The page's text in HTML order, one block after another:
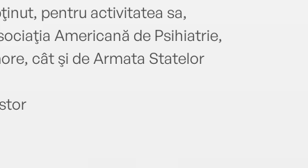
pentru activitatea sa,
Americană de Psihiatrie,
cât şi de Armata Statelor